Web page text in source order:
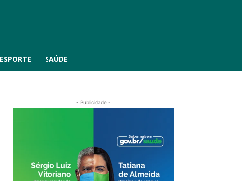
ESPORTE SAÚDE
- Publicidade -